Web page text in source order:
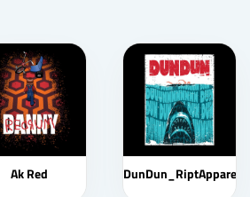
Ak Red DunDun_RiptApparel2